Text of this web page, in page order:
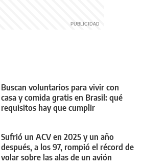
Buscan voluntarios para vivir con
casa y comida gratis en Brasil: qué
requisitos hay que cumplir
Sufrió un ACV en 2025 y un año
después, a los 97, rompió el récord de
volar sobre las alas de un avión